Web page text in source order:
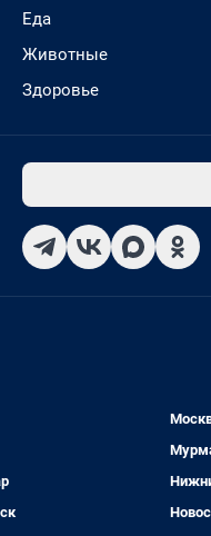
Еда
Животные
Здоровье